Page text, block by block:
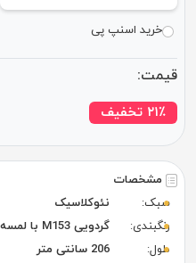
مشخصات
سبک:
نئوکلاسیک
رنگبندی:
گردویی M153 با لمسه طوسی (مخمل)
خرید اسنپ پی
۲۱